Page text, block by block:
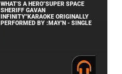
WHAT'S A HERO"SUPER SPACE
SHERIFF GAVAN
INFINITY"KARAOKE ORIGINALLY
PERFORMED BY :MAY'N - SINGLE